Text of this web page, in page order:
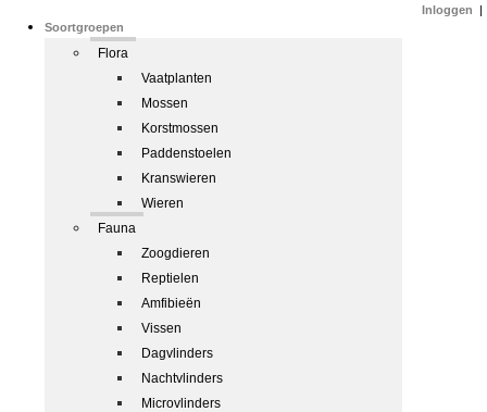
Soortgroepen
Flora
Vaatplanten
Mossen
Korstmossen
Paddenstoelen
Kranswieren
Wieren
Fauna
Zoogdieren
Reptielen
Amfibieën
Vissen
Dagvlinders
Nachtvlinders
Microvlinders
Inloggen |